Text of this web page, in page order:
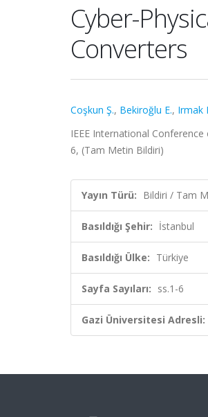
Cyber-
Converters
Coşkun Ş., Bekiroğlu E., Irmak
IEEE International
6, (Tam Metin Bildiri)
Yayın Türü: Bildiri / Tam
Basıldığı Şehir: İstanbul
Basıldığı Ülke: Türkiye
Sayfa Sayıları: ss.1-6
Gazi Üniversitesi Adresli: